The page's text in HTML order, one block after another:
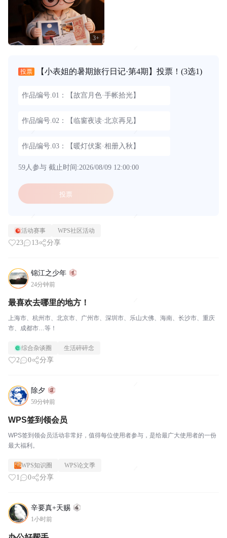
3+
投票 【小表姐的暑期旅行日记·第4期】投票！ (3选1)
作品编号.01：【故宫月色·手帐拾光】
作品编号.02：【临窗夜读·北京再见】
作品编号.03：【暖灯伏案·相册入秋】
59人参与 截止时间:2026/08/09 12:00:00
投票
活动赛事 WPS社区活动
23 13 分享
锦江之少年
24分钟前
最喜欢去哪里的地方！
上海市、杭州市、北京市、广州市、深圳市、乐山大佛、海南、长沙市、重庆
市、成都市…等！
综合杂谈圈 生活碎碎念
2 0 分享
除夕
59分钟前
WPS签到领会员
WPS签到领会员活动非常好，值得每位使用者参与，是给最广大使用者的一份
最大福利。
WPS知识圈 WPS论文季
1 0 分享
辛要真+天赐
1小时前